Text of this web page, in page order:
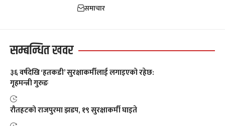
समाचार
सम्बन्धित खवर
३६ वर्षदेखि ‘हतकडी’ सुरक्षाकर्मीलाई लगाइएको रहेछ:
गृहमन्त्री गुरुङ
रौतहटको राजपुरमा झडप, १९ सुरक्षाकर्मी घाइते